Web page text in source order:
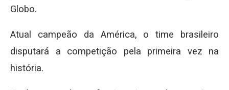
Globo.
Atual campeão da América, o time brasileiro
disputará a competição pela primeira vez na
história.